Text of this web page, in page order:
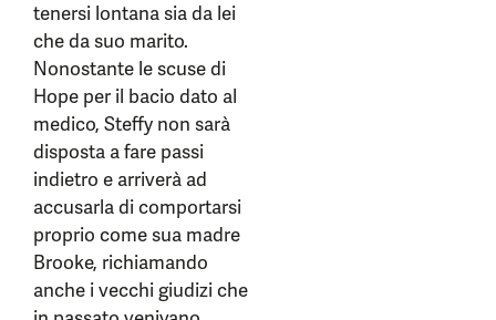
tenersi lontana sia da lei
che da suo marito.
Nonostante le scuse di
Hope per il bacio dato al
medico, Steffy non sarà
disposta a fare passi
indietro e arriverà ad
accusarla di comportarsi
proprio come sua madre
Brooke, richiamando
anche i vecchi giudizi che